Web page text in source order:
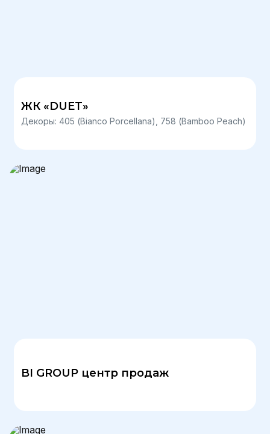
ЖК «DUET»
Декоры: 405 (Bianco Porcellana), 758 (Bamboo Peach)
BI GROUP центр продаж